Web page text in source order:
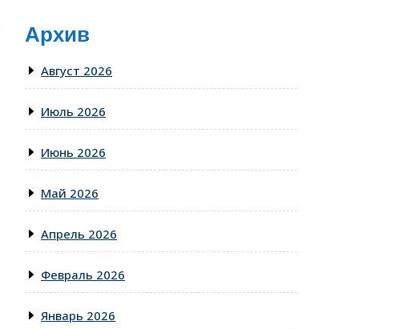
Архив
Август 2026
Июль 2026
Июнь 2026
Май 2026
Апрель 2026
Февраль 2026
Январь 2026